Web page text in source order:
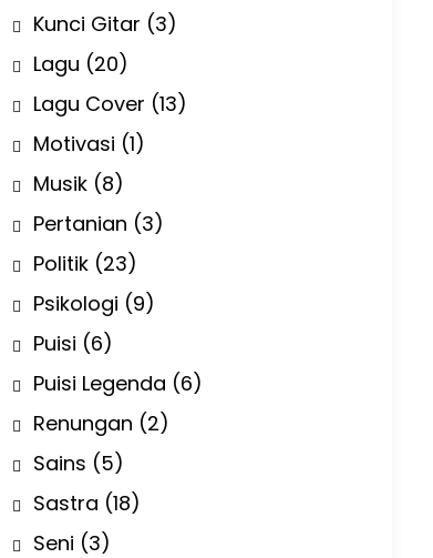
Kunci Gitar (3)
Lagu (20)
Lagu Cover (13)
Motivasi (1)
Musik (8)
Pertanian (3)
Politik (23)
Psikologi (9)
Puisi (6)
Puisi Legenda (6)
Renungan (2)
Sains (5)
Sastra (18)
Seni (3)